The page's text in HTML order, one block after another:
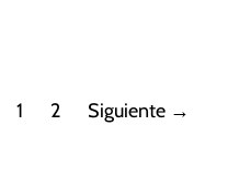
P
1 2 Siguiente →